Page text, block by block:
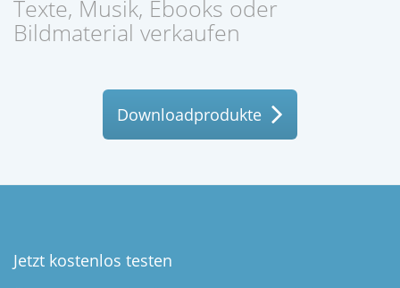
Texte, Musik, Ebooks oder
Bildmaterial verkaufen
Downloadprodukte
Jetzt kostenlos testen